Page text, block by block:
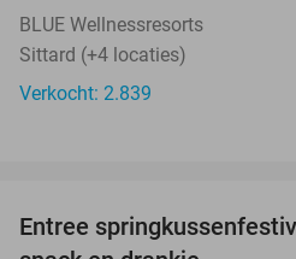
BLUE Wellnessresorts
Sittard (+4 locaties)
Verkocht: 2.839
Entree